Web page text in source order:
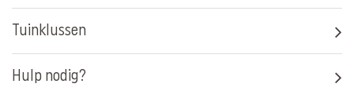
Tuinklussen
Hulp nodig?